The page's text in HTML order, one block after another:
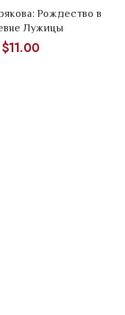
Рождество в
Лужицы
$11.00